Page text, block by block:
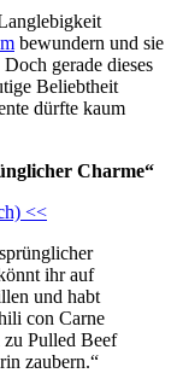
bewundern und sie
gerade dieses
Beliebtheit
dürfte kaum
Charme“
<<
ihr auf
und habt
con Carne
Pulled Beef
zaubern.“